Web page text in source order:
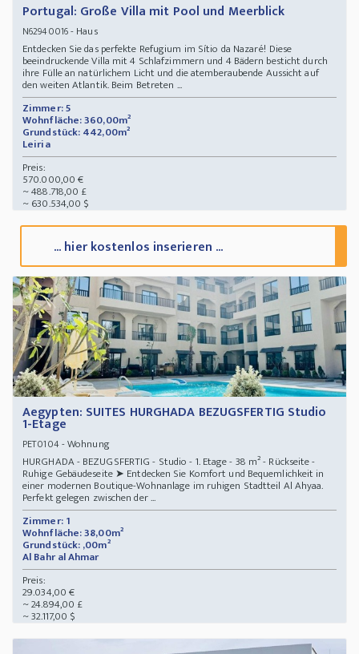
Portugal: Große Villa mit Pool und Meerblick
N62940016- Haus
Entdecken Sie das perfekte Refugium im Sítio da Nazaré! Diese
beeindruckende Villa mit 4 Schlafzimmern und 4 Bädern besticht durch
ihre Fülle an natürlichem Licht und die atemberaubende Aussicht auf
den weiten Atlantik. Beim Betreten ...
Zimmer: 5
Wohnfläche: 360,00m²
Grundstück: 442,00m²
Leiria
Preis:
570.000,00 €
~ 488.718,00 £
~ 630.534,00 $
... hier kostenlos inserieren ...
Aegypten: SUITES HURGHADA BEZUGSFERTIG Studio
1-Etage
PET0104- Wohnung
HURGHADA - BEZUGSFERTIG - Studio - 1. Etage - 38 m² - Rückseite -
Ruhige Gebäudeseite ➤ Entdecken Sie Komfort und Bequemlichkeit in
einer modernen Boutique-Wohnanlage im ruhigen Stadtteil Al Ahyaa.
Perfekt gelegen zwischen der ...
Zimmer: 1
Wohnfläche: 38,00m²
Grundstück: ,00m²
Al Bahr al Ahmar
Preis:
29.034,00 €
~ 24.894,00 £
~ 32.117,00 $